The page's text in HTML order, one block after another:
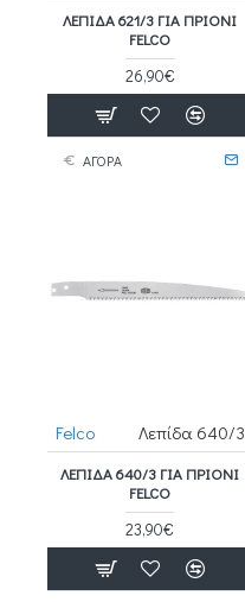
ΛΕΠΊΔΑ 621/3 ΓΙΑ ΠΡΙΌΝΙ
FELCO
26,90€
ΑΓΟΡΑ
Felco Λεπίδα 640/3
ΛΕΠΊΔΑ 640/3 ΓΙΑ ΠΡΙΌΝΙ
FELCO
23,90€